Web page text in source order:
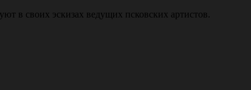
в своих эскизах ведущих псковских артистов.